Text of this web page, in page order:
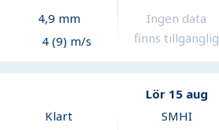
4,9 mm
4 (9) m/s
Ingen data
finns tillgänglig
Lör 15 aug
Klart
SMHI